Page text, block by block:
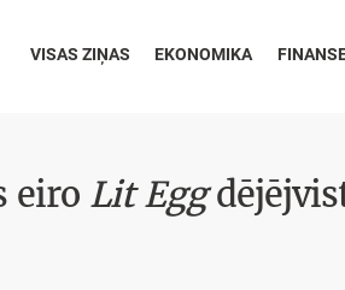
VISAS ZIŅAS EKONOMIKA
eiro Lit Egg